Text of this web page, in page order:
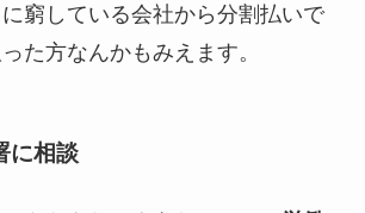
窮している会社から分割払いで
た方なんかもみえます。
に相談